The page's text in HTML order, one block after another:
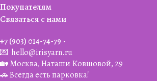
Покупателям
Связаться с нами
+7 (903) 014-74-79‬
💌 hello@irisyarn.ru
🏡 Москва, Наташи Ковшовой, 29
🚗 Всегда есть парковка!